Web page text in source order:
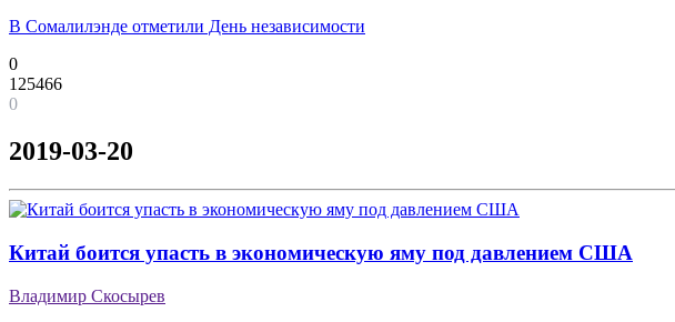
В Сомалилэнде отметили День независимости
0
125466
0
2019-03-20
Китай боится упасть в экономическую яму под давлением США
Владимир Скосырев